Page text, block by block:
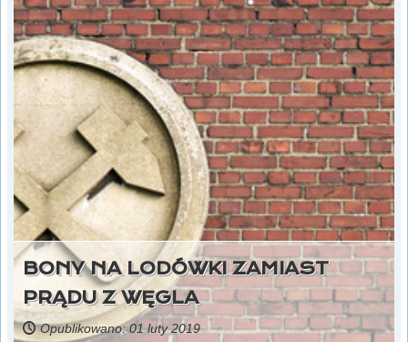
BONY NA LODÓWKI ZAMIAST
PRĄDU Z WĘGLA
Opublikowano: 01 luty 2019